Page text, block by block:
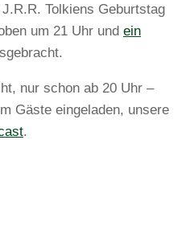
Tolkiens Geburtstag
um 21 Uhr und ein
nur schon ab 20 Uhr –
Gäste eingeladen, unsere
.